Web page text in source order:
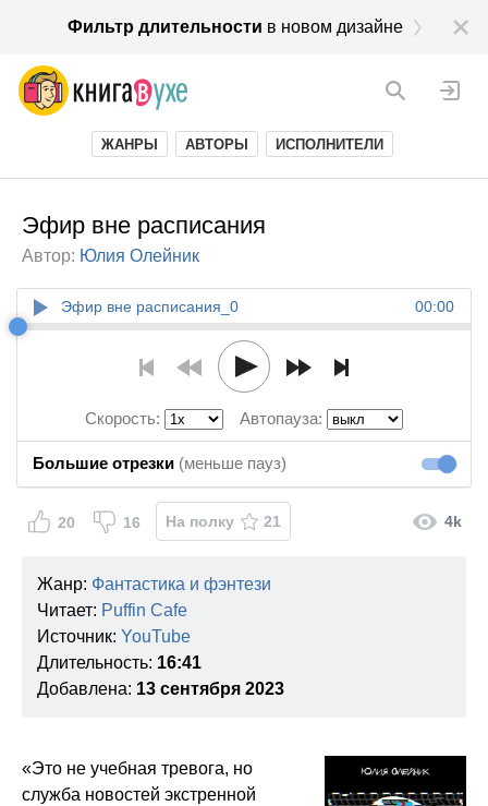
Фильтр длительности в новом дизайне
ЖАНРЫ АВТОРЫ ИСПОЛНИТЕЛИ
Эфир вне расписания
Автор: Юлия Олейник
00:00
Эфир вне расписания_0
Скорость: Автопауза:
Большие отрезки (меньше пауз)
20 16 На полку 21 4k
Жанр: Фантастика и фэнтези
Читает: Puffin Cafe
Источник: YouTube
Длительность: 16:41
Добавлена: 13 сентября 2023
«Это не учебная тревога, но
служба новостей экстренной